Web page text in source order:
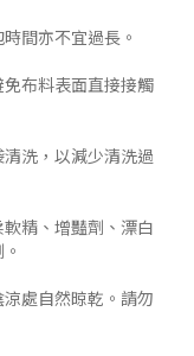
間亦不宜過長。
布料表面直接接觸
洗，以減少清洗過
精、增豔劑、漂白
處自然晾乾。請勿